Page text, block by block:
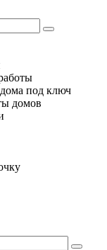
под ключ
домов